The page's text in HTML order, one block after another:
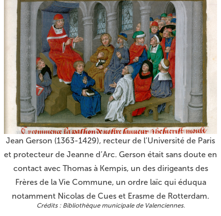
Jean Gerson (1363-1429), recteur de l’Université de Paris
et protecteur de Jeanne d’Arc. Gerson était sans doute en
contact avec Thomas à Kempis, un des dirigeants des
Frères de la Vie Commune, un ordre laïc qui éduqua
notamment Nicolas de Cues et Erasme de Rotterdam.
Bibliothèque municipale de Valenciennes.